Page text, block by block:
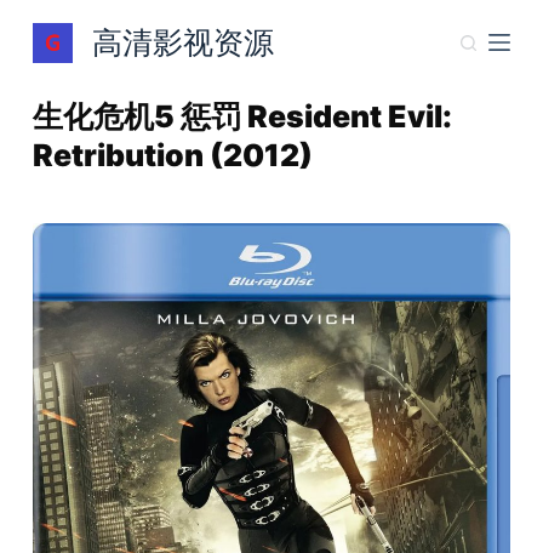
跳
过
容
高清影视资源
生化危机5 惩罚 Resident Evil:
Retribution (2012)